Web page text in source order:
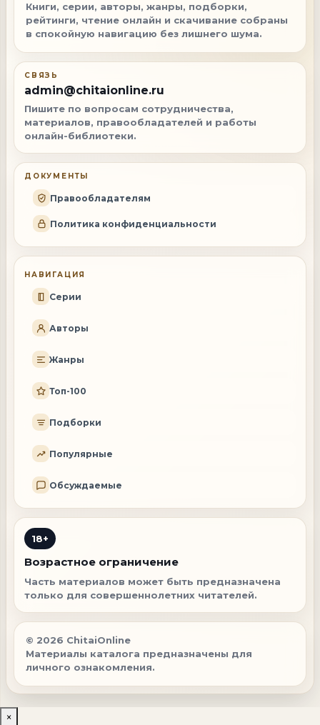
Книги, серии, авторы, жанры, подборки,
рейтинги, чтение онлайн и скачивание собраны
в спокойную навигацию без лишнего шума.
СВЯЗЬ
admin@chitaionline.ru
Пишите по вопросам сотрудничества,
материалов, правообладателей и работы
онлайн-библиотеки.
ДОКУМЕНТЫ
Правообладателям
Политика конфиденциальности
НАВИГАЦИЯ
Серии
Авторы
Жанры
Топ-100
Подборки
Популярные
Обсуждаемые
18+
Возрастное ограничение
Часть материалов может быть предназначена
только для совершеннолетних читателей.
© 2026 ChitaiOnline
Материалы каталога предназначены для
личного ознакомления.
×